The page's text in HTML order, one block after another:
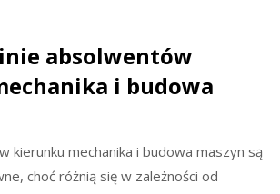
absolwentów
i budowa
kierunku mechanika i budowa maszyn są
choć różnią się w zależności od